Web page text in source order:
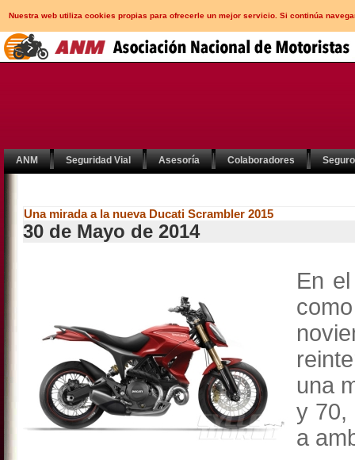
Nuestra web utiliza cookies propias para ofrecerle un mejor servicio. Si continúa
ANM Seguridad Vial Asesoría Colaboradores
Una mirada a la nueva Ducati Scrambler 2015
30 de Mayo de 2014
En
una
y 70,
a